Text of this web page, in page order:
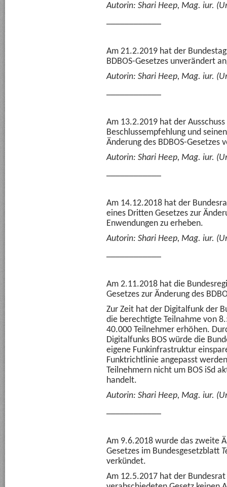
Autorin: Shari Heep, Mag. iur.
Am 21.2.2019 hat der
BDBOS-Gesetzes unverändert
Autorin: Shari Heep, Mag. iur.
Am 13.2.2019 hat der
Beschlussempfehlung und
Änderung des BDBOS-Gesetzes
Autorin: Shari Heep, Mag. iur.
Am 14.12.2018 hat der
eines Dritten Gesetzes zur
Enwendungen zu erheben.
Autorin: Shari Heep, Mag. iur.
Am 2.11.2018 hat die
Gesetzes zur Änderung des
Zur Zeit hat der Digitalfunk der
die berechtigte Teilnahme von
40.000 Teilnehmer erhöhen.
Digitalfunks BOS würde die
eigene Funkinfrastruktur
Funktrichtlinie angepasst
Teilnehmern nicht um BOS iSd
handelt.
Autorin: Shari Heep, Mag. iur.
Am 9.6.2018 wurde das zweite
Gesetzes im Bundesgesetzblatt
verkündet.
Am 12.5.2017 hat der